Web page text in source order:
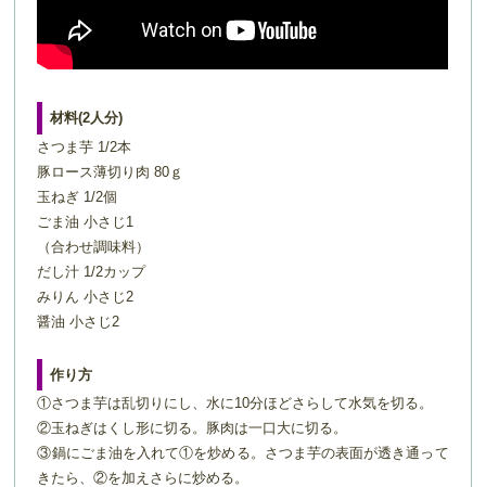
材料(2人分)
さつま芋 1/2本
豚ロース薄切り肉 80ｇ
玉ねぎ 1/2個
ごま油 小さじ1
（合わせ調味料）
だし汁 1/2カップ
みりん 小さじ2
醤油 小さじ2
作り方
①さつま芋は乱切りにし、水に10分ほどさらして水気を切る。
②玉ねぎはくし形に切る。豚肉は一口大に切る。
③鍋にごま油を入れて①を炒める。さつま芋の表面が透き通って
きたら、②を加えさらに炒める。